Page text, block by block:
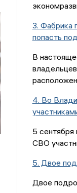
3. Фабрика
попасть
В
4. Во
5
СВО
5. Двое
Двое